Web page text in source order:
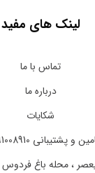
لینک های مفید
تماس با ما
درباره ما
شکایات
و پشتیبانی 91008910-021
، محله باغ